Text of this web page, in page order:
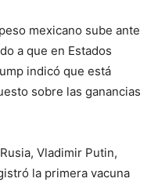
mexicano sube ante
a que en Estados
indicó que está
sobre las ganancias
Vladimir Putin,
la primera vacuna